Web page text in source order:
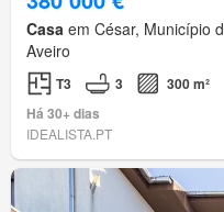
Casa em César, Município
Aveiro
T3 3
300 m²
Há 30+ dias
IDEALISTA.PT